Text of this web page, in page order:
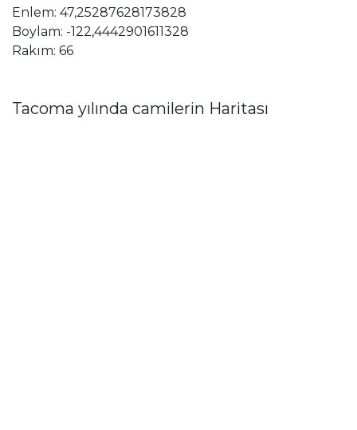
Enlem: 47,25287628173828
Boylam: -122,4442901611328
Rakım: 66
Tacoma yılında camilerin Haritası